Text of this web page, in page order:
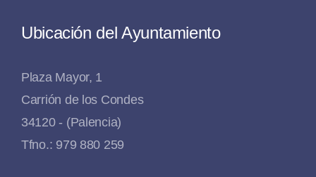
Ubicación del Ayuntamiento
Plaza Mayor, 1
Carrión de los Condes
34120 - (Palencia)
Tfno.: 979 880 259